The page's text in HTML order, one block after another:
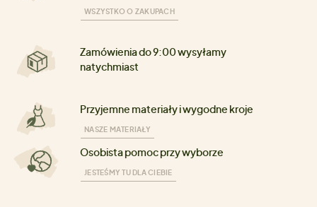
WSZYSTKO O ZAKUPACH
Zamówienia do 9:00 wysyłamy
natychmiast
Przyjemne materiały i wygodne kroje
NASZE MATERIAŁY
Osobista pomoc przy wyborze
JESTEŚMY TU DLA CIEBIE